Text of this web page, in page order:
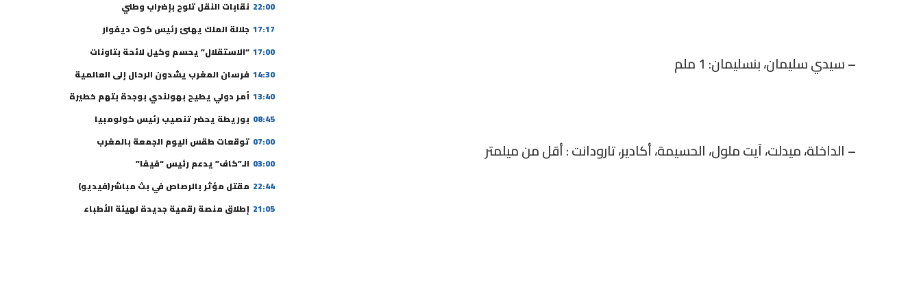
– سيدي سليمان، بنسليمان: 1 ملم
– الداخلة، ميدلت، آيت ملول، الحسيمة، أكادير، تارودانت : أقل من ميلمتر
22:00 نقابات النقل تلوح بإضراب وطني
17:17 جلالة الملك يهنئ رئيس كوت ديفوار
17:00 “الاستقلال” يحسم وكيل لائحة بتاونات
14:30 فرسان المغرب يشدون الرحال إلى العالمية
13:40 أمر دولي يطيح بهولندي بوجدة بتهم خطيرة
08:45 بوريطة يحضر تنصيب رئيس كولومبيا
07:00 توقعات طقس اليوم الجمعة بالمغرب
03:00 الـ”كاف” يدعم رئيس “فيفا”
22:44 مقتل مؤثر بالرصاص في بث مباشر(فيديو)
21:05 إطلاق منصة رقمية جديدة لهيئة الأطباء